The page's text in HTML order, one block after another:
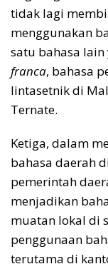
tidak lagi
menggunakan
satu bahasa
franca, bahasa
lintasetnik di
Ternate.
Ketiga, dalam
bahasa daerah
pemerintah
menjadikan
muatan lokal di
penggunaan
terutama di